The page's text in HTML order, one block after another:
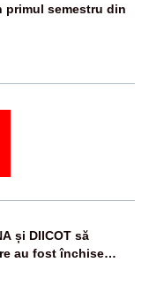
primul semestru din
și DIICOT să
au fost închise